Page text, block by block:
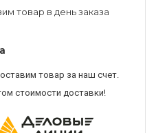
товар в день заказа
товар за наш счет.
стоимости доставки!